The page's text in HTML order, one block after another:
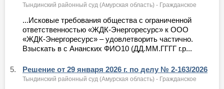
Тындинский районный суд (Амурская область) - Гражданское
...Исковые требования общества с ограниченной
ответственностью «ЖДК-Энергоресурс» к ООО
«ЖДК-Энергоресурс» – удовлетворить частично.
Взыскать в с Ананских ФИО10 (ДД.ММ.ГГГГ г.р...
5. Решение от 29 января 2026 г. по делу № 2-163/2026
Тындинский районный суд (Амурская область) - Гражданское